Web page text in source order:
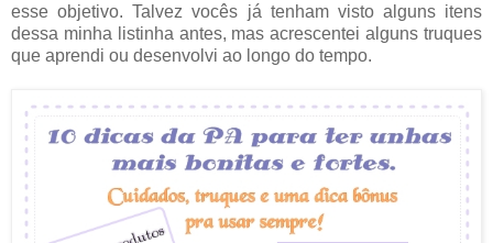
esse objetivo. Talvez vocês já tenham visto alguns itens
dessa minha listinha antes, mas acrescentei alguns truques
que aprendi ou desenvolvi ao longo do tempo.